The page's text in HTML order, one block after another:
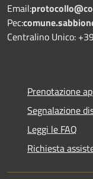
Email:
Pec:
Centralino Unico:
Prenotazione
Segnalazione
Leggi le FAQ
Richiesta